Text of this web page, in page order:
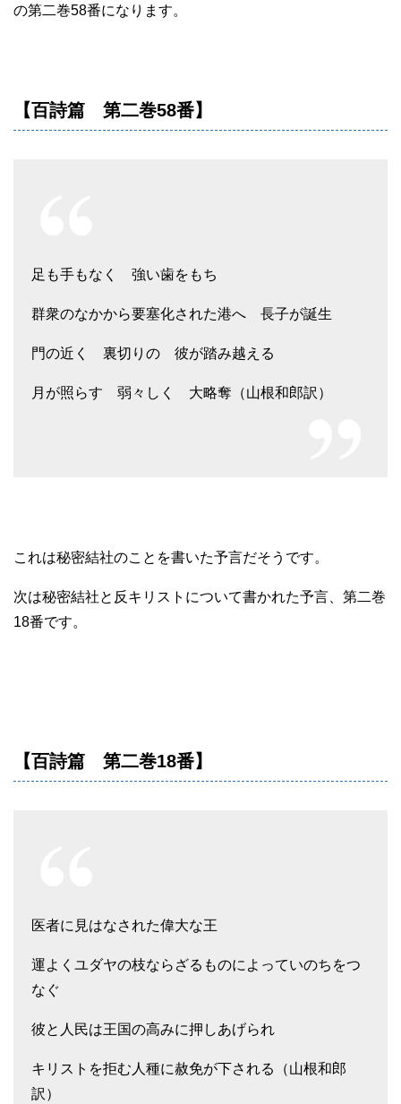
の第二巻58番になります。
【百詩篇 第二巻58番】
足も手もなく 強い歯をもち
群衆のなかから要塞化された港へ 長子が誕生
門の近く 裏切りの 彼が踏み越える
月が照らす 弱々しく 大略奪（山根和郎訳）
これは秘密結社のことを書いた予言だそうです。
次は秘密結社と反キリストについて書かれた予言、第二巻
18番です。
【百詩篇 第二巻18番】
医者に見はなされた偉大な王
運よくユダヤの枝ならざるものによっていのちをつ
なぐ
彼と人民は王国の高みに押しあげられ
キリストを拒む人種に赦免が下される（山根和郎
訳）